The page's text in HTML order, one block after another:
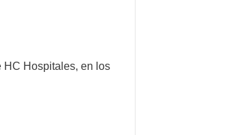
HC Hospitales, en los